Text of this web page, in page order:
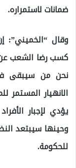
ضمانات لاستمراره.
وقال “الخميني”:
كسب رضا الشعب عن
نحن من سيبقى
الانهيار المستمر
يؤدي لإجبار
وحينها سيبتعد
للحكومة.